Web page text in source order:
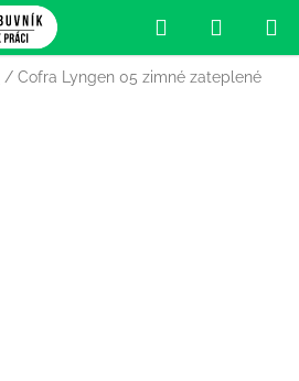
Hľadať
KOŠÍK
/ Cofra Lyngen 05 zimné zateplené